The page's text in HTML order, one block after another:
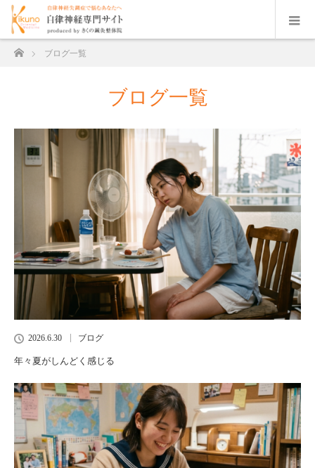
ホームブログ一覧
ブログ一覧
2026.6.30 ブログ
年々夏がしんどく感じる